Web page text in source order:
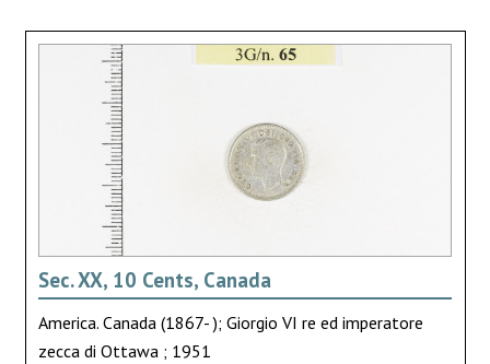
Sec. XX, 10 Cents, Canada
America. Canada (1867- ); Giorgio VI re ed imperatore
zecca di Ottawa ; 1951